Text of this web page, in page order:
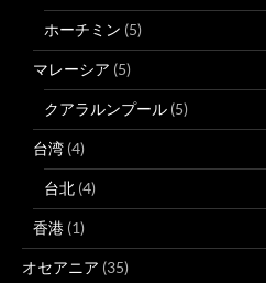
ホーチミン (5)
マレーシア (5)
クアラルンプール (5)
台湾 (4)
台北 (4)
香港 (1)
オセアニア (35)